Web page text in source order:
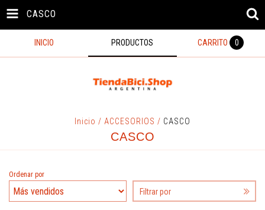
CASCO
INICIO PRODUCTOS CARRITO 0
Inicio / ACCESORIOS / CASCO
CASCO
Ordenar por
Filtrar por